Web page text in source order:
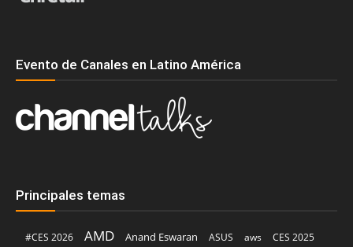
Evento de Canales en Latino América
Principales temas
#CES 2026 AMD Anand Eswaran ASUS aws
CES 2025